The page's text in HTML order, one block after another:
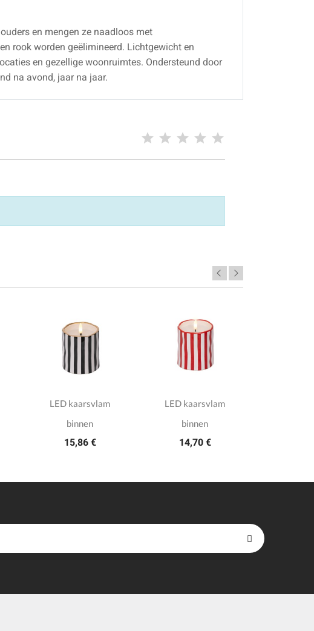
en mengen ze naadloos met
rook worden geëlimineerd. Lichtgewicht en
en gezellige woonruimtes. Ondersteund door
na avond, jaar na jaar.
LED kaarsvlam
binnen
15,86 €
LED kaarsvlam
binnen
14,70 €